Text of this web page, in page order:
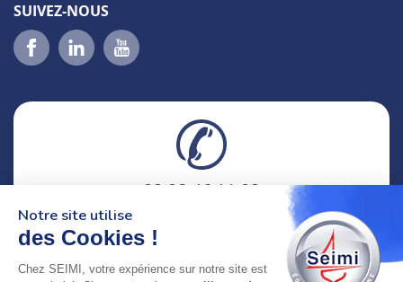
SUIVEZ-NOUS
02 98 46 11 02
8h-12h30 & 13h30-18h
adresse : 75 Rue Amiral Troude,
Notre site utilise
des Cookies !
Chez SEIMI, votre expérience sur notre site est